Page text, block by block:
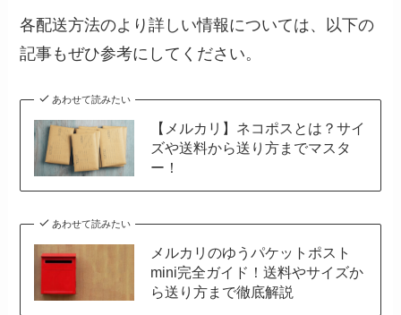
各配送方法のより詳しい情報については、以下の
記事もぜひ参考にしてください。
あわせて読みたい
【メルカリ】ネコポスとは？サイ
ズや送料から送り方までマスタ
ー！
あわせて読みたい
メルカリのゆうパケットポスト
mini完全ガイド！送料やサイズか
ら送り方まで徹底解説